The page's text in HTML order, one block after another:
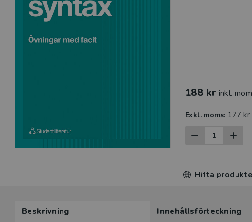
188 kr inkl.
Exkl. moms: 177 kr
Hitta
Beskrivning Innehållsförteckning